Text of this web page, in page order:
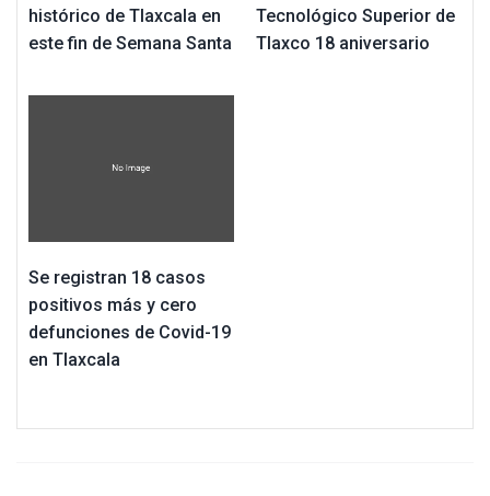
histórico de Tlaxcala en
este fin de Semana Santa
Tecnológico Superior de
Tlaxco 18 aniversario
Se registran 18 casos
positivos más y cero
defunciones de Covid-19
en Tlaxcala